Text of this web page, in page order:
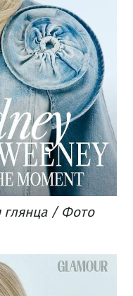
глянца / Фото